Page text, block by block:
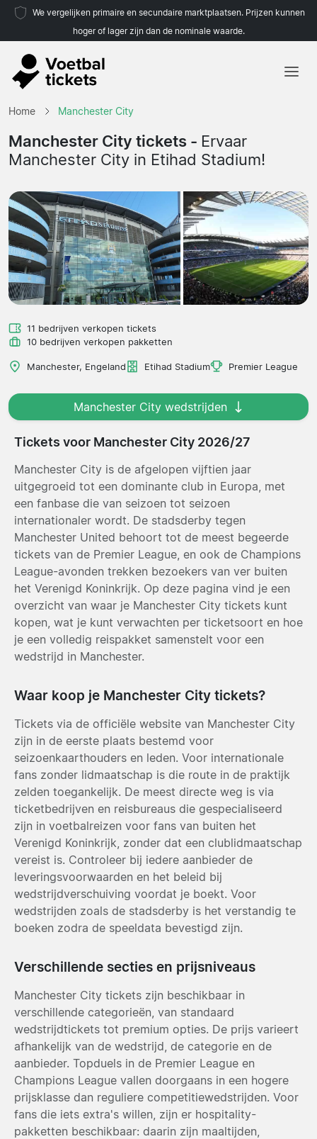
We vergelijken primaire en secundaire marktplaatsen. Prijzen kunnen
hoger of lager zijn dan de nominale waarde.
Teams
Competities
Home Manchester City
Manchester City tickets - Ervaar
Manchester City in Etihad Stadium!
11 bedrijven verkopen tickets
10 bedrijven verkopen pakketten
Manchester, Engeland Etihad Stadium Premier League
Manchester City wedstrijden
Tickets voor Manchester City 2026/27
Manchester City is de afgelopen vijftien jaar
uitgegroeid tot een dominante club in Europa, met
een fanbase die van seizoen tot seizoen
internationaler wordt. De stadsderby tegen
Manchester United behoort tot de meest begeerde
tickets van de Premier League, en ook de Champions
League-avonden trekken bezoekers van ver buiten
het Verenigd Koninkrijk. Op deze pagina vind je een
overzicht van waar je Manchester City tickets kunt
kopen, wat je kunt verwachten per ticketsoort en hoe
je een volledig reispakket samenstelt voor een
wedstrijd in Manchester.
Waar koop je Manchester City tickets?
Tickets via de officiële website van Manchester City
zijn in de eerste plaats bestemd voor
seizoenkaarthouders en leden. Voor internationale
fans zonder lidmaatschap is die route in de praktijk
zelden toegankelijk. De meest directe weg is via
ticketbedrijven en reisbureaus die gespecialiseerd
zijn in voetbalreizen voor fans van buiten het
Verenigd Koninkrijk, zonder dat een clublidmaatschap
vereist is. Controleer bij iedere aanbieder de
leveringsvoorwaarden en het beleid bij
wedstrijdverschuiving voordat je boekt. Voor
wedstrijden zoals de stadsderby is het verstandig te
boeken zodra de speeldata bevestigd zijn.
Verschillende secties en prijsniveaus
Manchester City tickets zijn beschikbaar in
verschillende categorieën, van standaard
wedstrijdtickets tot premium opties. De prijs varieert
afhankelijk van de wedstrijd, de categorie en de
aanbieder. Topduels in de Premier League en
Champions League vallen doorgaans in een hogere
prijsklasse dan reguliere competitiewedstrijden. Voor
fans die iets extra's willen, zijn er hospitality-
pakketten beschikbaar: daarin zijn maaltijden,